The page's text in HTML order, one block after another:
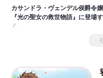
カサンドラ・ヴェンデル侯爵令
『光の聖女の救世物語』に登場
く。
「本当の悪役というものを、見